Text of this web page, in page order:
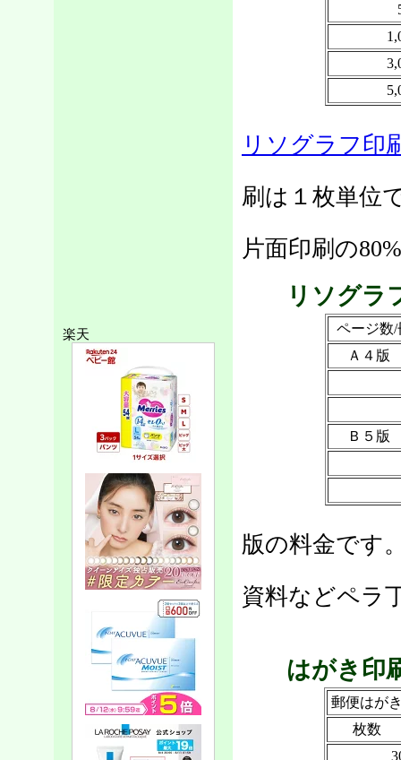
リソグラフ印
刷は１枚単位
片面印刷の
リソグラ
ページ数/
Ａ４
Ｂ５
版の料金です
資料などペラ
はがき印
郵便はが
枚数
楽天